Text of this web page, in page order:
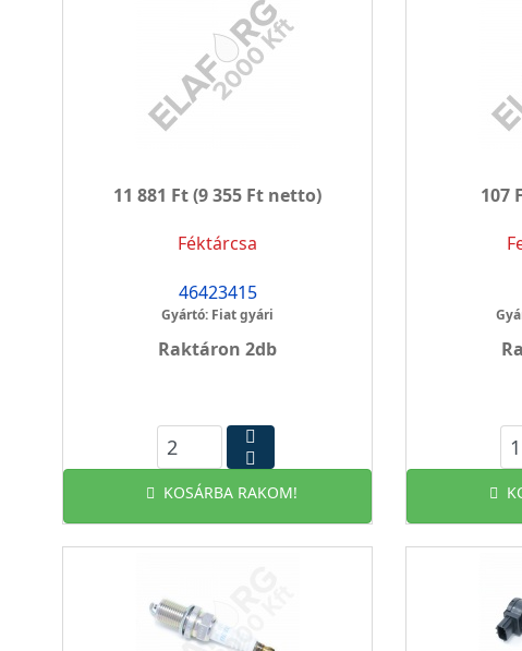
11 881 Ft(9 355 Ft netto)
Féktárcsa
46423415
Gyártó: Fiat gyári
Raktáron 2db
KOSÁRBA RAKOM!
107